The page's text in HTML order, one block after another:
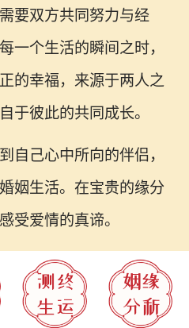
要双方共同努力与经
一个生活的瞬间之时，
的幸福，来源于两人之
于彼此的共同成长。
自己心中所向的伴侣，
姻生活。在宝贵的缘分
受爱情的真谛。